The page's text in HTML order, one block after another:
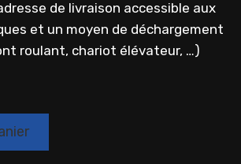
de livraison accessible aux
et un moyen de déchargement
roulant, chariot élévateur, …)